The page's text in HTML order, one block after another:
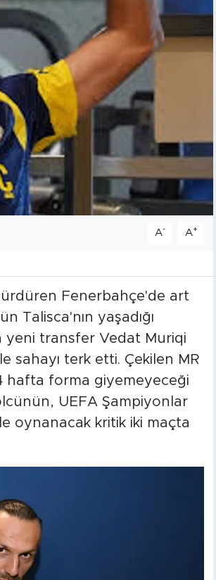
A- A+
sürdüren Fenerbahçe'de art
Talisca'nın yaşadığı
yeni transfer Vedat Muriqi
sahayı terk etti. Çekilen MR
hafta forma giyemeyeceği
UEFA Şampiyonlar
oynanacak kritik iki maçta